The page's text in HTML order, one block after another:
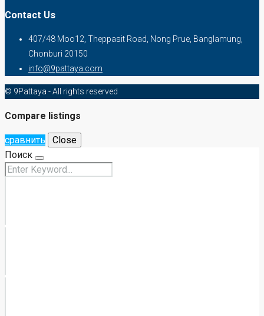
Contact Us
407/48 Moo12, Theppasit Road, Nong Prue, Banglamung,
Chonburi 20150
info@9pattaya.com
© 9Pattaya - All rights reserved
Compare listings
сравнить
Close
Поиск